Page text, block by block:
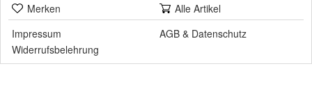
Merken
Alle Artikel
Impressum
AGB & Datenschutz
Widerrufsbelehrung